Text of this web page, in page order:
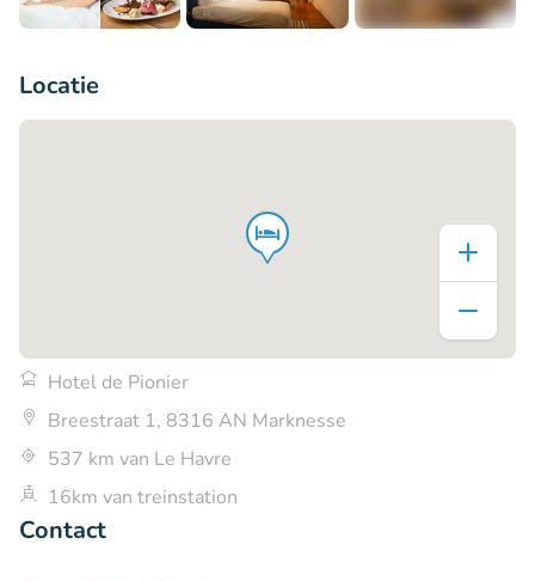
Locatie
Hotel de Pionier
Breestraat 1, 8316 AN Marknesse
537 km van Le Havre
16km van treinstation
Contact